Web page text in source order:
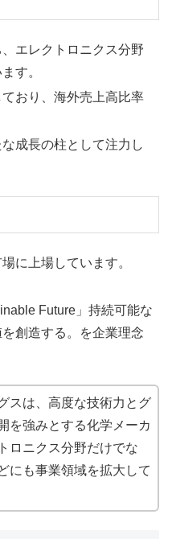
エレクトロニクス分野
す。
おり、海外売上高比率
成長の柱として注力し
に上場しています。
Future」持続可能な
創造する。を企業理念
スは、高度な技術力とグ
を強みとする化学メーカ
ロニクス分野だけでな
にも事業領域を拡大して